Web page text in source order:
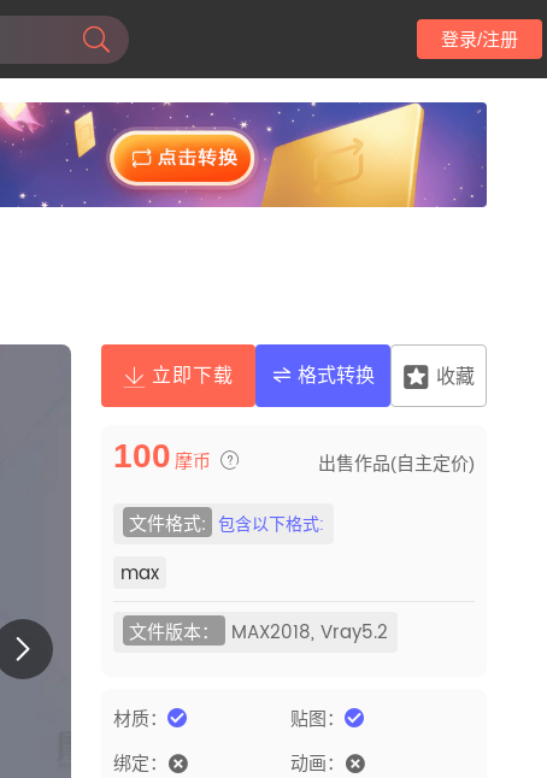
登录/注册
立即下载 格式转换 收藏
100 摩币 出售作品(自主定价)
文件格式: 包含以下格式:
max
文件版本： MAX2018, Vray5.2
材质： 贴图：
绑定： 动画：